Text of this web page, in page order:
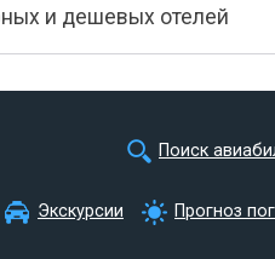
и дешевых отелей
Поиск
Экскурсии Прогноз